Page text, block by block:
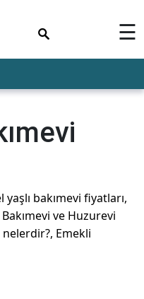
☰
yaşlı bakımevi fiyatları,
ve Huzurevi
nelerdir?, Emekli